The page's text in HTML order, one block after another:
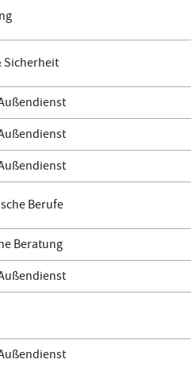
Sicherheit
Berufe
Beratung